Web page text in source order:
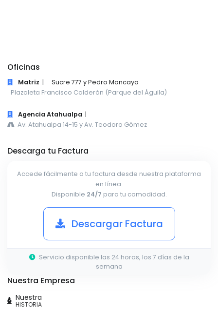
Oficinas
Matriz |
Sucre 777 y Pedro Moncayo
Plazoleta Francisco Calderón (Parque del Águila)
Agencia Atahualpa |
Av. Atahualpa 14-15 y Av. Teodoro Gómez
Descarga tu Factura
Accede fácilmente a tu factura desde nuestra plataforma
en línea.
Disponible 24/7 para tu comodidad.
Descargar Factura
Servicio disponible las 24 horas, los 7 días de la
semana
Nuestra Empresa
Nuestra
HISTORIA